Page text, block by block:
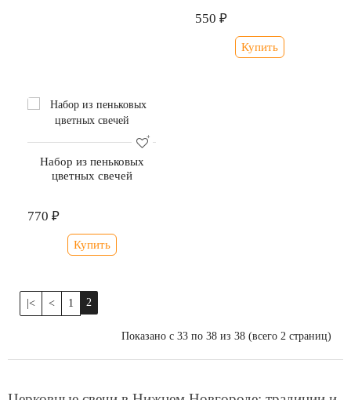
550 ₽
Купить
Набор из пеньковых
цветных свечей
770 ₽
Купить
|< < 1 2
Показано с 33 по 38 из 38 (всего 2 страниц)